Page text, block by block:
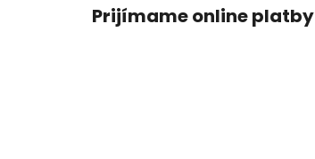
Prijímame online platby